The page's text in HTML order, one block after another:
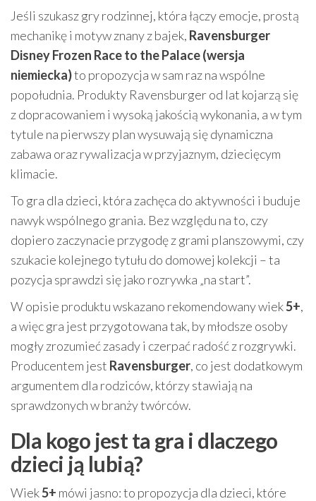
Jeśli szukasz gry rodzinnej, która łączy emocje, prostą
mechanikę i motyw znany z bajek, Ravensburger
Disney Frozen Race to the Palace (wersja
niemiecka)to propozycja w sam raz na wspólne
popołudnia. Produkty Ravensburger od lat kojarzą się
z dopracowaniem i wysoką jakością wykonania, a w tym
tytule na pierwszy plan wysuwają się dynamiczna
zabawa oraz rywalizacja w przyjaznym, dziecięcym
klimacie.
To gra dla dzieci, która zachęca do aktywności i buduje
nawyk wspólnego grania. Bez względu na to, czy
dopiero zaczynacie przygodę z grami planszowymi, czy
szukacie kolejnego tytułu do domowej kolekcji – ta
pozycja sprawdzi się jako rozrywka „na start”.
W opisie produktu wskazano rekomendowany wiek5+,
a więc gra jest przygotowana tak, by młodsze osoby
mogły zrozumieć zasady i czerpać radość z rozgrywki.
Producentem jest Ravensburger, co jest dodatkowym
argumentem dla rodziców, którzy stawiają na
sprawdzonych w branży twórców.
Dla kogo jest ta gra i dlaczego
dzieci ją lubią?
Wiek5+ mówi jasno: to propozycja dla dzieci, które